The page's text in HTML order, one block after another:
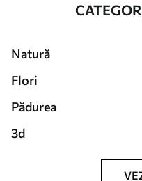
Natură
Flori
Pădurea
3d